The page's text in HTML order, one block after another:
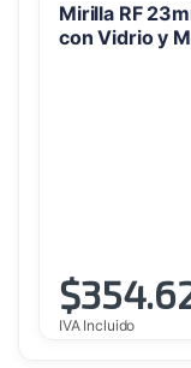
Mirilla RF
con Vidrio y
$
IVA Incluido